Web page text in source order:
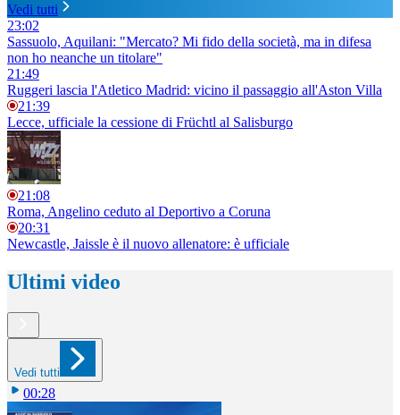
Vedi tutti
23:02
Sassuolo, Aquilani: "Mercato? Mi fido della società, ma in difesa
non ho neanche un titolare"
21:49
Ruggeri lascia l'Atletico Madrid: vicino il passaggio all'Aston Villa
21:39
Lecce, ufficiale la cessione di Früchtl al Salisburgo
21:08
Roma, Angelino ceduto al Deportivo a Coruna
20:31
Newcastle, Jaissle è il nuovo allenatore: è ufficiale
Ultimi video
Vedi tutti
00:28